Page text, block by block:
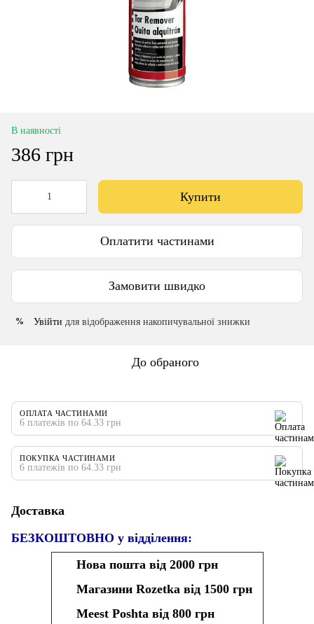
В наявності
386 грн
Купити
Оплатити частинами
Замовити швидко
% Увійти для відображення накопичувальної знижки
До обраного
ОПЛАТА ЧАСТИНАМИ
6 платежів по 64.33 грн
ПОКУПКА ЧАСТИНАМИ
6 платежів по 64.33 грн
Доставка
БЕЗКОШТОВНО у відділення:
Нова пошта від 2000 грн
Магазини Rozetka від 1500 грн
Meest Poshta від 800 грн